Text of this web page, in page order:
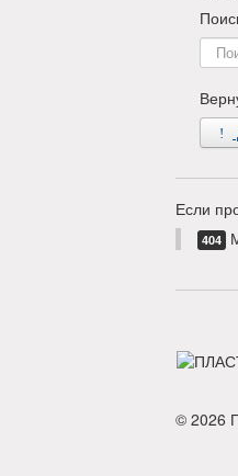
Поиск
по
Если
404
© 2026